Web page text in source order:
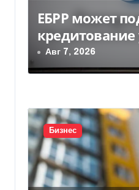
ЕБРР может
кредитование
бизнеса на
Delo.ua
Авг 7, 2026
Бизнес